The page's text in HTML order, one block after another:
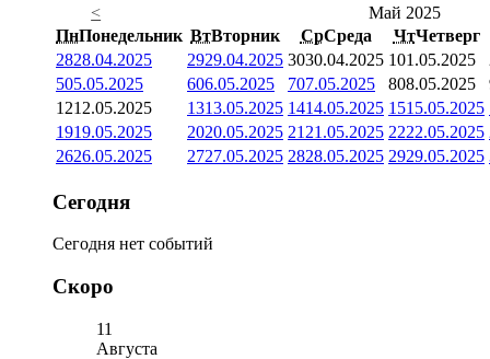
<
Май 2025
ПнПонедельник ВтВторник СрСреда ЧтЧетверг
2828.04.2025 2929.04.2025 3030.04.2025 101.05.2025
505.05.2025 606.05.2025 707.05.2025 808.05.2025
1212.05.2025 1313.05.2025 1414.05.2025 1515.05.2025
1919.05.2025 2020.05.2025 21 21.05.2025 2222.05.2025
2626.05.2025 2727.05.2025 2828.05.2025 2929.05.2025
Сегодня
Сегодня нет событий
Скоро
11
Августа